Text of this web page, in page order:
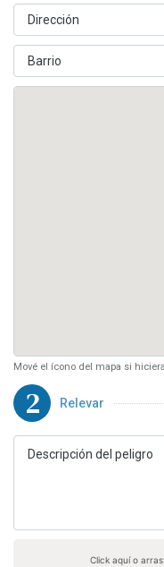
Mové el ícono del mapa si
2 Relevar
Click aquí o